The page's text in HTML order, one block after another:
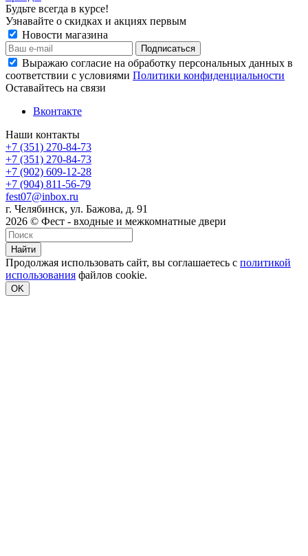
Будьте всегда в курсе!
Узнавайте о скидках и акциях первым
Новости магазина
Выражаю согласие на обработку персональных данных в
соответствии с условиями Политики конфиденциальности
Оставайтесь на связи
Вконтакте
Наши контакты
+7 (351) 270-84-73
+7 (351) 270-84-73
+7 (902) 609-12-28
+7 (904) 811-56-79
fest07@inbox.ru
г. Челябинск, ул. Бажова, д. 91
2026 © Фест - входные и межкомнатные двери
Найти
Продолжая использовать сайт, вы соглашаетесь с политикой
использования файлов cookie.
OK